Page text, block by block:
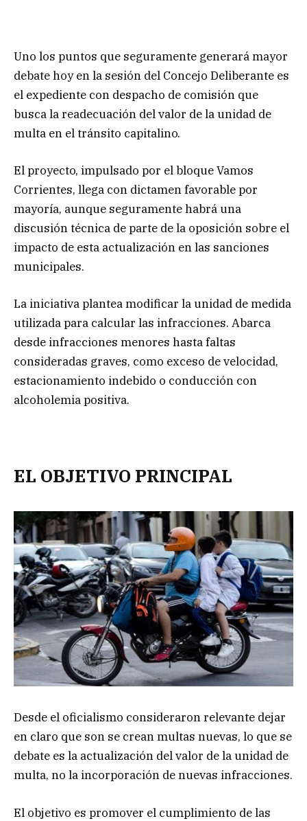
Uno los puntos que seguramente generará mayor
debate hoy en la sesión del Concejo Deliberante es
el expediente con despacho de comisión que
busca la readecuación del valor de la unidad de
multa en el tránsito capitalino.
El proyecto, impulsado por el bloque Vamos
Corrientes, llega con dictamen favorable por
mayoría, aunque seguramente habrá una
discusión técnica de parte de la oposición sobre el
impacto de esta actualización en las sanciones
municipales.
La iniciativa plantea modificar la unidad de medida
utilizada para calcular las infracciones. Abarca
desde infracciones menores hasta faltas
consideradas graves, como exceso de velocidad,
estacionamiento indebido o conducción con
alcoholemia positiva.
EL OBJETIVO PRINCIPAL
Desde el oficialismo consideraron relevante dejar
en claro que son se crean multas nuevas, lo que se
debate es la actualización del valor de la unidad de
multa, no la incorporación de nuevas infracciones.
El objetivo es promover el cumplimiento de las